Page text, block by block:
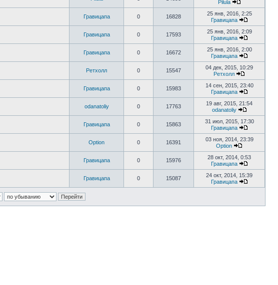
Pilula
Гравицапа 0 16828
25 янв, 2016, 2:25
Гравицапа
Гравицапа 0 17593
25 янв, 2016, 2:09
Гравицапа
Гравицапа 0 16672
25 янв, 2016, 2:00
Гравицапа
Ретхолл 0 15547
04 дек, 2015, 10:29
Ретхолл
Гравицапа 0 15983
14 сен, 2015, 23:40
Гравицапа
odanatoliy 0 17763
19 авг, 2015, 21:54
odanatoliy
Гравицапа 0 15863
31 июл, 2015, 17:30
Гравицапа
Option 0 16391
03 ноя, 2014, 23:39
Option
Гравицапа 0 15976
28 окт, 2014, 0:53
Гравицапа
Гравицапа 0 15087
24 окт, 2014, 15:39
Гравицапа